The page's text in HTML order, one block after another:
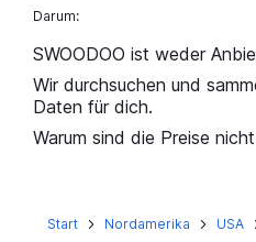
Darum:
SWOODOO ist weder
Wir durchsuchen und
Daten für dich.
Warum sind die Preise
Start Nordamerika USA